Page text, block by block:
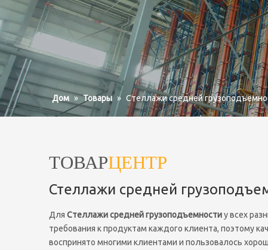
Дом » Товары » Стеллажи средней
ТОВАРЦЕНТР
Стеллажи средней
Для Стеллажи средней грузоподъемностиу всех
требования к продуктам каждого клиента, поэтому
воспринято многими клиентами и пользовалось